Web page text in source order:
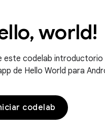
world!
este codelab
de Hello World para
codelab